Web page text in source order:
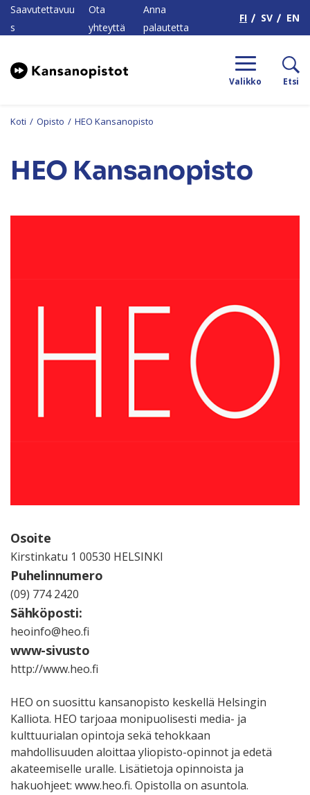
Saavutettavuu
s
Ota
yhteyttä
Anna
palautetta
FI SV EN
Valikko Etsi
Koti / Opisto / HEO Kansanopisto
HEO Kansanopisto
Osoite
Kirstinkatu 1 00530 HELSINKI
Puhelinnumero
(09) 774 2420
Sähköposti:
heoinfo@heo.fi
www-sivusto
http://www.heo.fi
HEO on suosittu kansanopisto keskellä Helsingin
Kalliota. HEO tarjoaa monipuolisesti media- ja
kulttuurialan opintoja sekä tehokkaan
mahdollisuuden aloittaa yliopisto-opinnot ja edetä
akateemiselle uralle. Lisätietoja opinnoista ja
hakuohjeet: www.heo.fi. Opistolla on asuntola.